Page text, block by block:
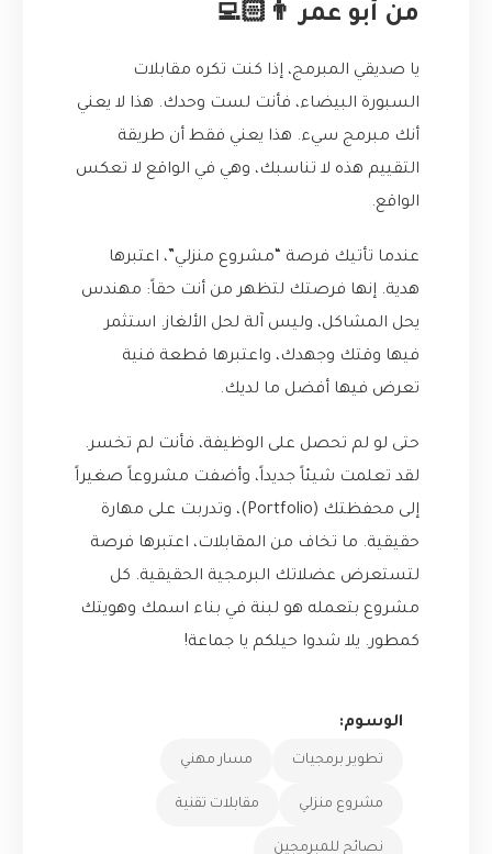
من أبو عمر 👨🏻‍💻
يا صديقي المبرمج، إذا كنت تكره مقابلات
السبورة البيضاء، فأنت لست وحدك. هذا لا يعني
أنك مبرمج سيء. هذا يعني فقط أن طريقة
التقييم هذه لا تناسبك، وهي في الواقع لا تعكس
الواقع.
عندما تأتيك فرصة “مشروع منزلي”، اعتبرها
هدية. إنها فرصتك لتظهر من أنت حقاً: مهندس
يحل المشاكل، وليس آلة لحل الألغاز. استثمر
فيها وقتك وجهدك، واعتبرها قطعة فنية
تعرض فيها أفضل ما لديك.
حتى لو لم تحصل على الوظيفة، فأنت لم تخسر.
لقد تعلمت شيئاً جديداً، وأضفت مشروعاً صغيراً
إلى محفظتك (Portfolio)، وتدربت على مهارة
حقيقية. ما تخاف من المقابلات، اعتبرها فرصة
لتستعرض عضلاتك البرمجية الحقيقية. كل
مشروع بتعمله هو لبنة في بناء اسمك وهويتك
كمطور. يلا شدوا حيلكم يا جماعة!
الوسوم:
تطوير برمجيات مسار مهني
مشروع منزلي مقابلات تقنية
نصائح للمبرمجين